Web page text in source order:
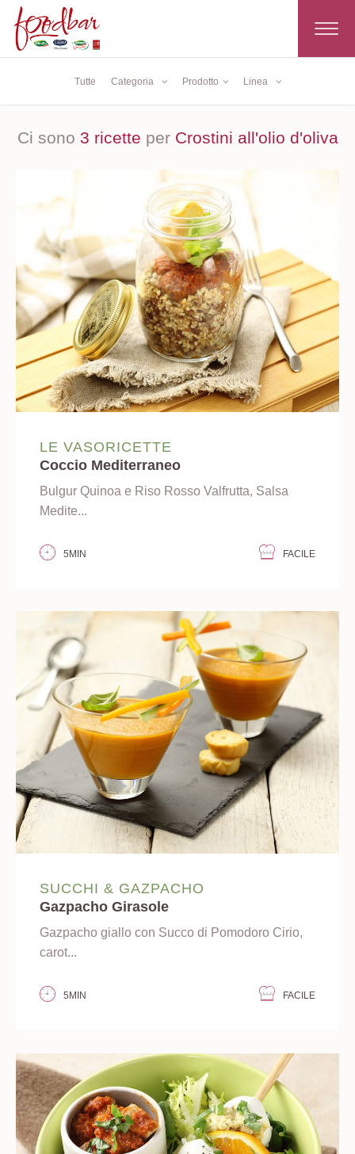
Toggle
Tutte Categoria Prodotto Linea
Ci sono 3 ricette per Crostini all'olio d'oliva
LE VASORICETTE
Coccio Mediterraneo
Bulgur Quinoa e Riso Rosso Valfrutta, Salsa
Medite...
5MIN FACILE
SUCCHI & GAZPACHO
Gazpacho Girasole
Gazpacho giallo con Succo di Pomodoro Cirio,
carot...
5MIN FACILE